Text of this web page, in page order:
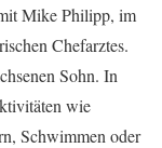
Mike Philipp, im
Chefarztes.
Sohn. In
wie
Schwimmen oder